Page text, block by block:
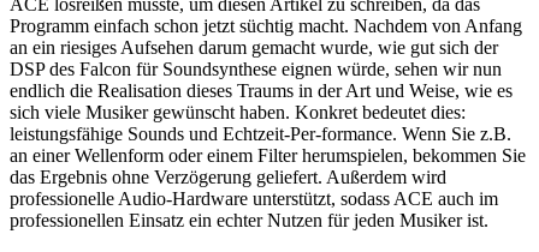
ACE losreißen musste, um diesen Artikel zu schreiben, da das
Programm einfach schon jetzt süchtig macht. Nachdem von Anfang
an ein riesiges Aufsehen darum gemacht wurde, wie gut sich der
DSP des Falcon für Soundsynthese eignen würde, sehen wir nun
endlich die Realisation dieses Traums in der Art und Weise, wie es
sich viele Musiker gewünscht haben. Konkret bedeutet dies:
leistungsfähige Sounds und Echtzeit-Per-formance. Wenn Sie z.B.
an einer Wellenform oder einem Filter herumspielen, bekommen Sie
das Ergebnis ohne Verzögerung geliefert. Außerdem wird
professionelle Audio-Hardware unterstützt, sodass ACE auch im
professionellen Einsatz ein echter Nutzen für jeden Musiker ist.